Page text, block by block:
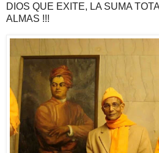
DIOS QUE EXITE, LA SUMA
ALMAS !!!